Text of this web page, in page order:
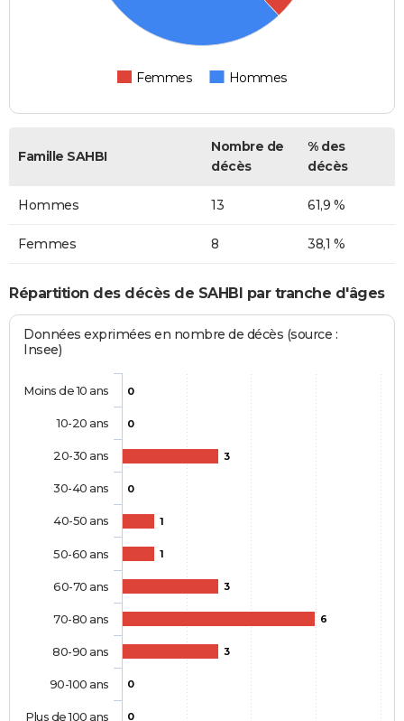
Femmes Hommes
Famille SAHBI
Nombre de
décès
% des
décès
Hommes 13 61,9 %
Femmes 8 38,1 %
Répartition des décès de SAHBI par tranche d'âges
Données exprimées en nombre de décès (source :
Insee)
0
0
3
0
1
1
3
6
3
0
0
Moins de 10 ans
10-20 ans
20-30 ans
30-40 ans
40-50 ans
50-60 ans
60-70 ans
70-80 ans
80-90 ans
90-100 ans
Plus de 100 ans